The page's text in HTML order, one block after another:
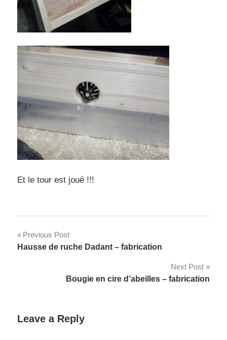
Et le tour est joué !!!
Navigation
l’article
Previous Post
Hausse de ruche Dadant – fabrication
Next Post
Bougie en cire d’abeilles – fabrication
Leave a Reply